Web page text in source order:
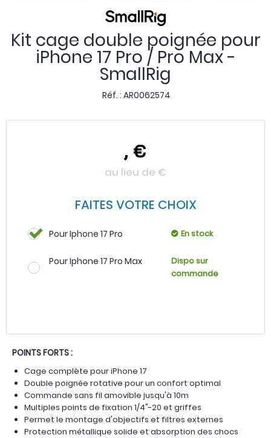
Kit cage double poignée pour
iPhone 17 Pro / Pro Max -
SmallRig
Réf. : AR0062574
, €
au lieu de €
FAITES VOTRE CHOIX
Pour Iphone 17 Pro En stock
Pour Iphone 17 Pro Max
Dispo sur
commande
POINTS FORTS :
Cage complète pour iPhone 17
Double poignée rotative pour un confort optimal
Commande sans fil amovible jusqu'à 10m
Multiples points de fixation 1/4"-20 et griffes
Permet le montage d'objectifs et filtres externes
Protection métallique solide et absorption des chocs